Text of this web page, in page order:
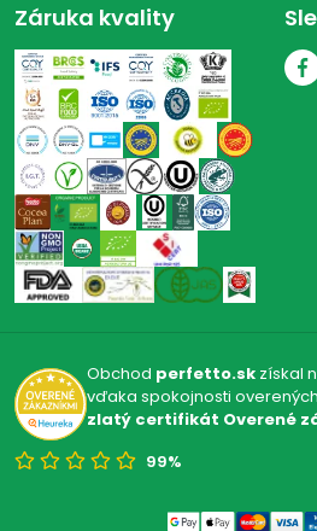
Záruka kvality
Obchod perfetto.skzískal
vďaka spokojnosti
zlatý certifikát Overené
99%